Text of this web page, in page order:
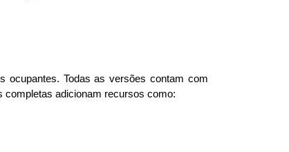
ocupantes. Todas as versões contam com
completas adicionam recursos como: